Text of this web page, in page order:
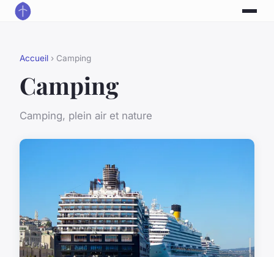
Accueil › Camping
Camping
Camping, plein air et nature